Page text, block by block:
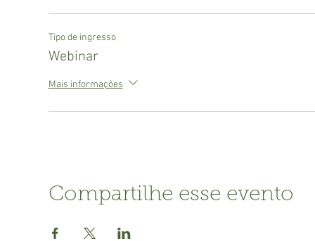
Tipo de ingresso
Webinar
Mais informações
Compartilhe esse evento